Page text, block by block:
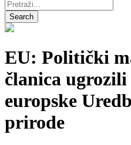
Pretraži:
Search
EU: Politički
članica ugrozili
europske
prirode